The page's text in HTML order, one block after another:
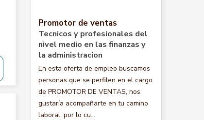
Promotor de ventas
Tecnicos y profesionales del
nivel medio en las finanzas y
la administracion
En esta oferta de empleo buscamos
personas que se perfilen en el cargo
de PROMOTOR DE VENTAS, nos
gustaría acompañarte en tu camino
laboral, por lo cu...